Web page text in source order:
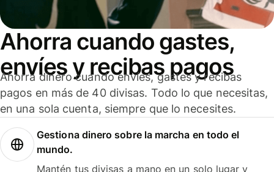
Ahorra cuando gastes,
envíes y recibas pagos
Ahorra dinero cuando envíes, gastes y recibas
pagos en más de 40 divisas. Todo lo que necesitas,
en una sola cuenta, siempre que lo necesites.
Gestiona dinero sobre la marcha en todo el
mundo.
Mantén tus divisas a mano en un solo lugar y